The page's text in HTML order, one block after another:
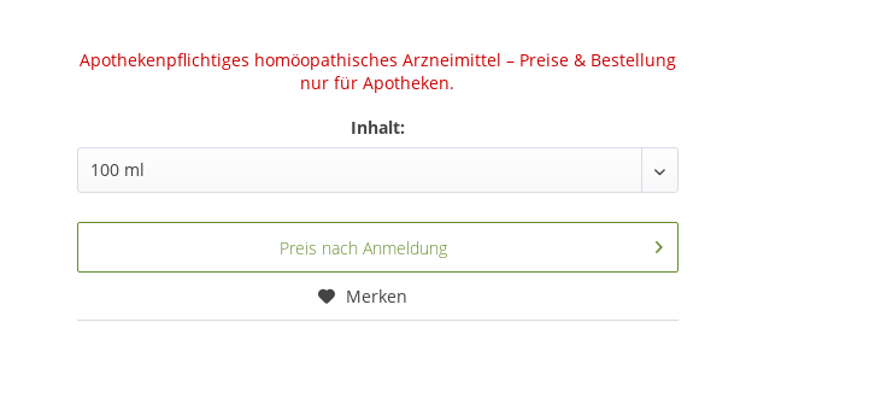
Apothekenpflichtiges homöopathisches Arzneimittel – Preise & Bestellung
nur für Apotheken.
Inhalt:
Preis nach Anmeldung
Merken